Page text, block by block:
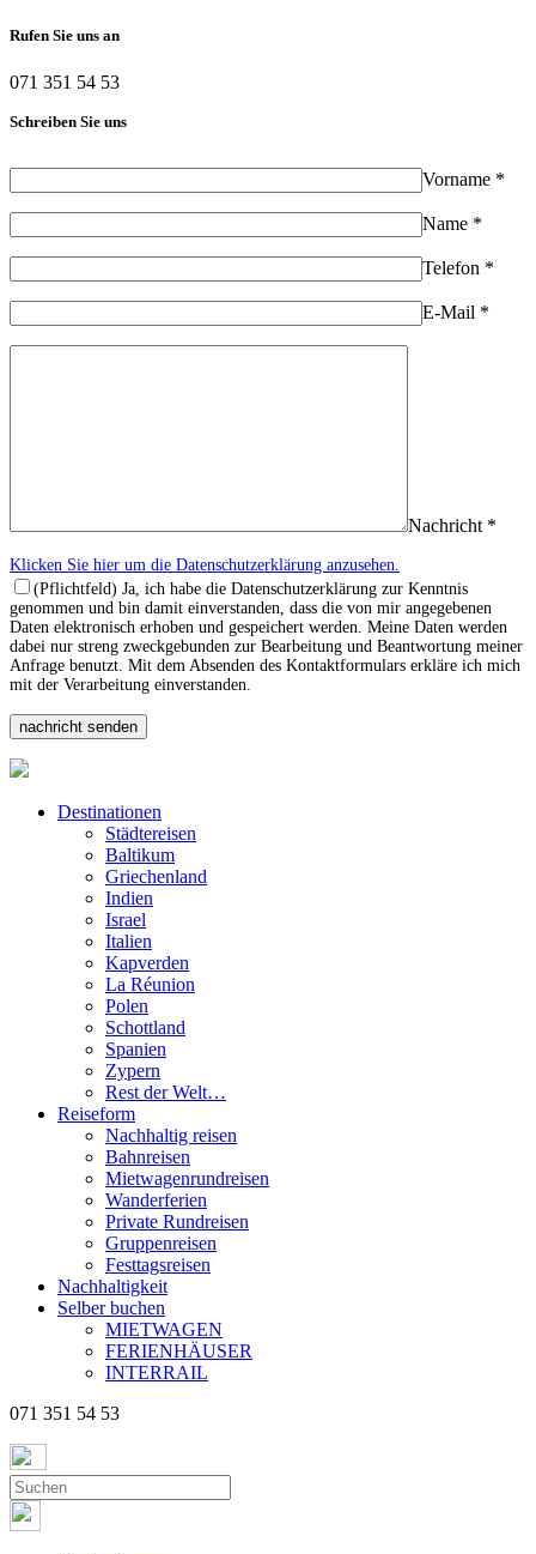
Rufen Sie uns an
071 351 54 53
Schreiben Sie uns
Vorname *
Name *
Telefon *
E-Mail *
Nachricht *
Klicken Sie hier um die Datenschutzerklärung anzusehen.
(Pflichtfeld) Ja, ich habe die Datenschutzerklärung zur Kenntnis
genommen und bin damit einverstanden, dass die von mir angegebenen
Daten elektronisch erhoben und gespeichert werden. Meine Daten werden
dabei nur streng zweckgebunden zur Bearbeitung und Beantwortung meiner
Anfrage benutzt. Mit dem Absenden des Kontaktformulars erkläre ich mich
mit der Verarbeitung einverstanden.
Destinationen
Städtereisen
Baltikum
Griechenland
Indien
Israel
Italien
Kapverden
La Réunion
Polen
Schottland
Spanien
Zypern
Rest der Welt…
Reiseform
Nachhaltig reisen
Bahnreisen
Mietwagenrundreisen
Wanderferien
Private Rundreisen
Gruppenreisen
Festtagsreisen
Nachhaltigkeit
Selber buchen
MIETWAGEN
FERIENHÄUSER
INTERRAIL
071 351 54 53